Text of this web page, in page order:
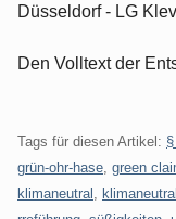
Düsseldorf - LG
Den Volltext der
Tags für diesen Artikel:
grün-ohr-hase green
klimaneutral